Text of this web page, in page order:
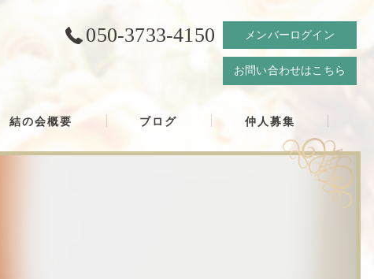
050-3733-4150 メンバーログイン
お問い合わせはこちら
結の会概要 ブログ 仲人募集